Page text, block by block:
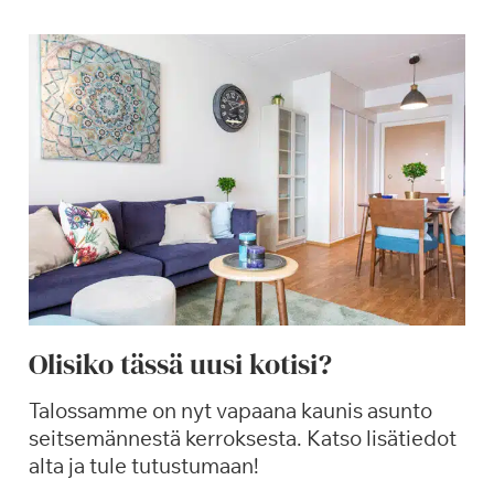
ä
a
u
n
a
v
a
u
g
a
Olisiko tässä uusi kotisi?
Talossamme on nyt vapaana kaunis asunto
seitsemännestä kerroksesta. Katso lisätiedot
alta ja tule tutustumaan!